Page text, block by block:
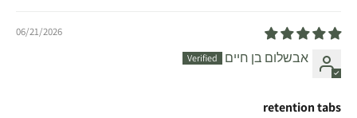
06/21/2026
אבשלום בן חיים
retention tabs